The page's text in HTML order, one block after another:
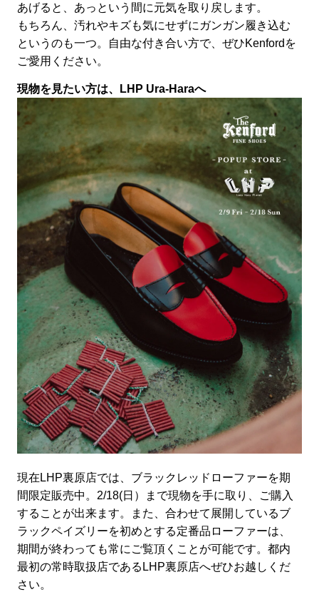
あげると、あっという間に元気を取り戻します。
もちろん、汚れやキズも気にせずにガンガン履き込む
というのも一つ。自由な付き合い方で、ぜひKenfordを
ご愛用ください。
現物を見たい方は、LHP Ura-Haraへ
現在LHP裏原店では、ブラックレッドローファーを期
間限定販売中。2/18(日）まで現物を手に取り、ご購入
することが出来ます。また、合わせて展開しているブ
ラックペイズリーを初めとする定番品ローファーは、
期間が終わっても常にご覧頂くことが可能です。都内
最初の常時取扱店であるLHP裏原店へぜひお越しくだ
さい。